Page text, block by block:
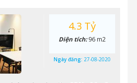
4.3 Tỷ
Diện tích:96 m2
Ngày đăng: 27-08-2020